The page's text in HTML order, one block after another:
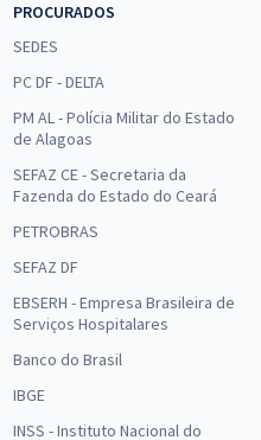
PROCURADOS
SEDES
PC DF - DELTA
PM AL - Polícia Militar do Estado
de Alagoas
SEFAZ CE - Secretaria da
Fazenda do Estado do Ceará
PETROBRAS
SEFAZ DF
EBSERH - Empresa Brasileira de
Serviços Hospitalares
Banco do Brasil
IBGE
INSS - Instituto Nacional do